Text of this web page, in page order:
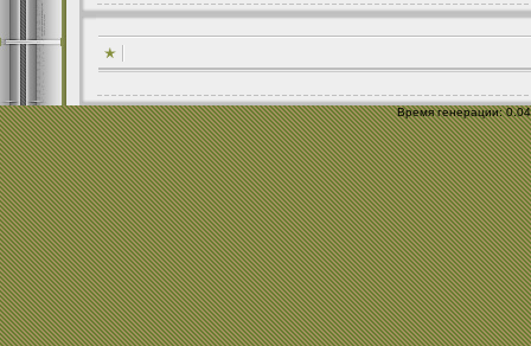
Время генерации: